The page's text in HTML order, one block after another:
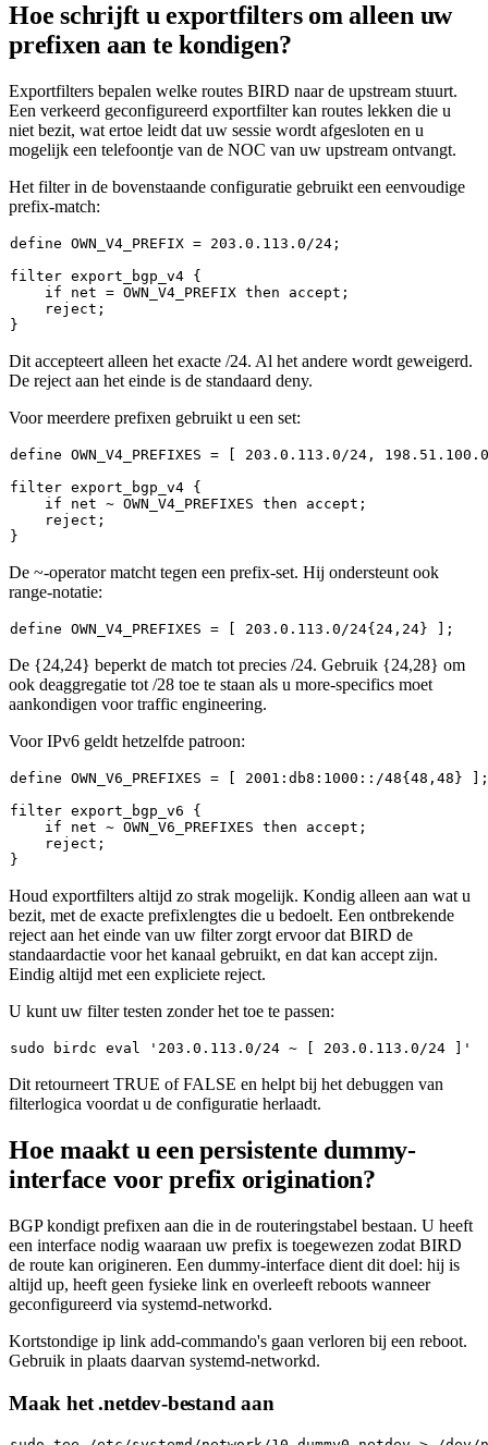
Hoe schrijft u exportfilters om alleen uw
prefixen aan te kondigen?
Exportfilters bepalen welke routes BIRD naar de upstream stuurt.
Een verkeerd geconfigureerd exportfilter kan routes lekken die u
niet bezit, wat ertoe leidt dat uw sessie wordt afgesloten en u
mogelijk een telefoontje van de NOC van uw upstream ontvangt.
Het filter in de bovenstaande configuratie gebruikt een eenvoudige
prefix-match:
define OWN_V4_PREFIX = 203.0 . 113.0/24 ;
filter export_bgp_v4 {
    if
net = OWN_V4_PREFIX then accept ;
    reject
;
Dit accepteert alleen het exacte /24. Al het andere wordt geweigerd.
De reject aan het einde is de standaard deny.
Voor meerdere prefixen gebruikt u een set:
define OWN_V4_PREFIXES = [ 203.0 . 113.0/24 , 198.51 . 100.0
filter export_bgp_v4 {
    if net ~ OWN_V4_PREFIXES then accept
;
    reject
;
De ~-operator matcht tegen een prefix-set. Hij ondersteunt ook
range-notatie:
define OWN_V4_PREFIXES = [ 203.0 . 113.0/24{ 24 , 24} ] ;
De {24,24} beperkt de match tot precies /24. Gebruik {24,28} om
ook deaggregatie tot /28 toe te staan als u more-specifics moet
aankondigen voor traffic engineering.
Voor IPv6 geldt hetzelfde patroon:
define OWN_V6_PREFIXES = [ 2001 :db8: 1000 ::/48{ 48 , 48 } ]
;
filter export_bgp_v6 {
    if net ~ OWN_V6_PREFIXES then accept
;
    reject
;
Houd exportfilters altijd zo strak mogelijk. Kondig alleen aan wat u
bezit, met de exacte prefixlengtes die u bedoelt. Een ontbrekende
reject aan het einde van uw filter zorgt ervoor dat BIRD de
standaardactie voor het kanaal gebruikt, en dat kan accept zijn.
Eindig altijd met een expliciete reject.
U kunt uw filter testen zonder het toe te passen:
sudo birdc eval '203.0.113.0/24 ~ [ 203.0.113.0/24 ]'
Dit retourneert TRUE ofFALSE en helpt bij het debuggen van
filterlogica voordat u de configuratie herlaadt.
Hoe maakt u een persistente dummy-
interface voor prefix origination?
BGP kondigt prefixen aan die in de routeringstabel bestaan. U heeft
een interface nodig waaraan uw prefix is toegewezen zodat BIRD
de route kan origineren. Een dummy-interface dient dit doel: hij is
altijd up, heeft geen fysieke link en overleeft reboots wanneer
geconfigureerd via systemd-networkd.
Kortstondige ip link add-commando's gaan verloren bij een reboot.
Gebruik in plaats daarvan systemd-networkd.
Maak het .netdev-bestand aan